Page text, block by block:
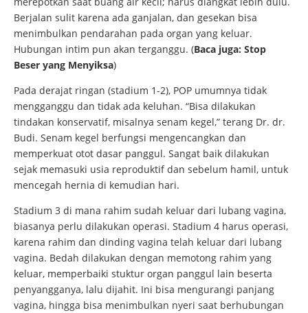
Berjalan sulit karena ada ganjalan, dan gesekan bisa
menimbulkan pendarahan pada organ yang keluar.
Hubungan intim pun akan terganggu. (Baca juga: Stop
Beser yang Menyiksa)
Pada derajat ringan (stadium 1-2), POP umumnya tidak
mengganggu dan tidak ada keluhan. “Bisa dilakukan
tindakan konservatif, misalnya senam kegel,” terang Dr. dr.
Budi. Senam kegel berfungsi mengencangkan dan
memperkuat otot dasar panggul. Sangat baik dilakukan
sejak memasuki usia reproduktif dan sebelum hamil, untuk
mencegah hernia di kemudian hari.
Stadium 3 di mana rahim sudah keluar dari lubang vagina,
biasanya perlu dilakukan operasi. Stadium 4 harus operasi,
karena rahim dan dinding vagina telah keluar dari lubang
vagina. Bedah dilakukan dengan memotong rahim yang
keluar, memperbaiki stuktur organ panggul lain beserta
penyangganya, lalu dijahit. Ini bisa mengurangi panjang
vagina, hingga bisa menimbulkan nyeri saat berhubungan